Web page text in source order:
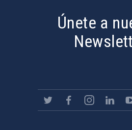
Únete a